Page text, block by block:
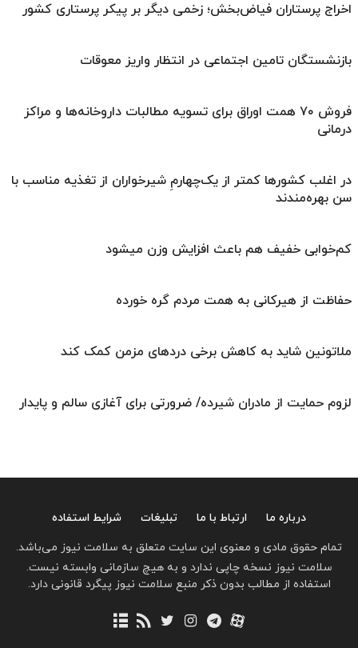
اخراج پرستاران فیاض‌بخش؛ زخمی دیگر بر پیکر پرستاری کشور
بازنشستگان تامین اجتماعی در انتظار واریز معوقات
فروش ۷۰ همت اوراق برای تسویه مطالبات داروخانه‌ها و مراکز
درمانی
در اغلب کشورها کمتر از یک‌چهارمِ شیرخواران از تغذیه مناسب با
سن بهره‌مندند
کم‌خوابی خفیف هم باعث افزایش وزن میشود
حفاظت از هیرکانی به همت مردم گره خورده
ملاتونین شاید به کاهش برخی دردهای مزمن کمک کند
لزوم حمایت از مادران شیرده/ ضرورتی برای آغازی سالم و پایدار
درباره ما ارتباط با ما تبلیغات
شرایط استفاده
تمام حقوق مادی و معنوی این سایت متعلق به سلامت نیوز می‌باشد.
سلامت نیوز نسخه چاپی ندارد و به هیچ سازمانی وابسته نیست.
استفاده از مطالب بدون ذکر منبع سلامت نیوز پیگرد قانونی دارد.